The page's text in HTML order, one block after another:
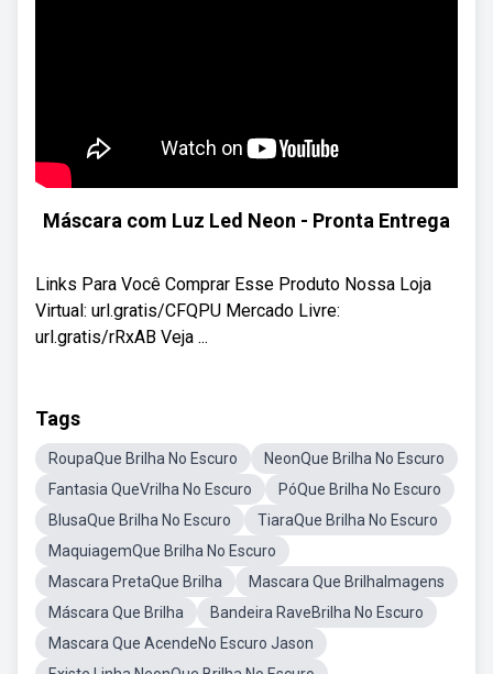
Máscara com Luz Led Neon - Pronta Entrega
Links Para Você Comprar Esse Produto Nossa Loja
Virtual: url.gratis/CFQPU Mercado Livre:
url.gratis/rRxAB Veja ...
Tags
RoupaQue Brilha No Escuro
NeonQue Brilha No Escuro
Fantasia QueVrilha No Escuro
PóQue Brilha No Escuro
BlusaQue Brilha No Escuro
TiaraQue Brilha No Escuro
MaquiagemQue Brilha No Escuro
Mascara PretaQue Brilha
Mascara Que BrilhaImagens
Máscara Que Brilha
Bandeira RaveBrilha No Escuro
Mascara Que AcendeNo Escuro Jason